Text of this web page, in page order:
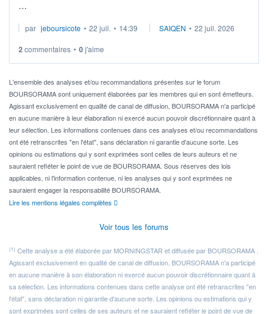
via un ETF plutôt que des actions individuelles.
Idéalement, je voudrais qu'il soit éligible au PEA.
Pour l' ...
par jeboursicote • 22 juil. • 14:39 SAIQEN • 22 juil. 2026
2 commentaires • 0j'aime
L'ensemble des analyses et/ou recommandations présentes sur le forum
BOURSORAMA sont uniquement élaborées par les membres qui en sont émetteurs.
Agissant exclusivement en qualité de canal de diffusion, BOURSORAMA n'a participé
en aucune manière à leur élaboration ni exercé aucun pouvoir discrétionnaire quant à
leur sélection. Les informations contenues dans ces analyses et/ou recommandations
ont été retranscrites "en l'état", sans déclaration ni garantie d'aucune sorte. Les
opinions ou estimations qui y sont exprimées sont celles de leurs auteurs et ne
sauraient refléter le point de vue de BOURSORAMA. Sous réserves des lois
applicables, ni l'information contenue, ni les analyses qui y sont exprimées ne
sauraient engager la responsabilité BOURSORAMA.
Lire les mentions légales complètes
Voir tous les forums
(1) Cette analyse a été élaborée par MORNINGSTAR et diffusée par BOURSORAMA .
Agissant exclusivement en qualité de canal de diffusion, BOURSORAMA n'a participé
en aucune manière à son élaboration ni exercé aucun pouvoir discrétionnaire quant à
sa sélection. Les informations contenues dans cette analyse ont été retranscrites "en
l'état", sans déclaration ni garantie d'aucune sorte. Les opinions ou estimations qui y
sont exprimées sont celles de ses auteurs et ne sauraient refléter le point de vue de